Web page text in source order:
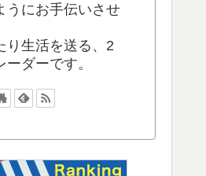
うにお手伝いさせ
り生活を送る、2
ーダーです。